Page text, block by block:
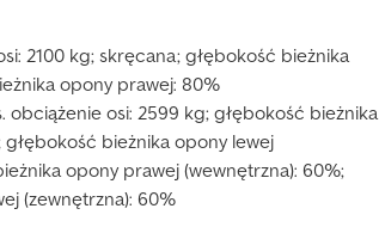
2100 kg; skręcana; głębokość bieżnika
opony prawej: 80%
obciążenie osi: 2599 kg; głębokość bieżnika
bieżnika opony lewej
opony prawej (wewnętrzna): 60%;
(zewnętrzna): 60%